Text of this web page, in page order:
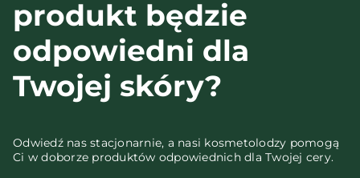
produkt będzie
odpowiedni dla
Twojej skóry?
Odwiedź nas stacjonarnie, a nasi kosmetolodzy pomogą
Ci w doborze produktów odpowiednich dla Twojej cery.